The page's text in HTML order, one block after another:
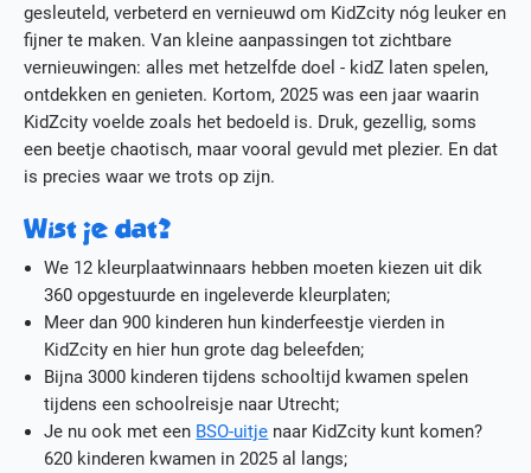
gesleuteld, verbeterd en vernieuwd om KidZcity nóg leuker en
fijner te maken. Van kleine aanpassingen tot zichtbare
vernieuwingen: alles met hetzelfde doel - kidZ laten spelen,
ontdekken en genieten. Kortom, 2025 was een jaar waarin
KidZcity voelde zoals het bedoeld is. Druk, gezellig, soms
een beetje chaotisch, maar vooral gevuld met plezier. En dat
is precies waar we trots op zijn.
Wist je dat?
We 12 kleurplaatwinnaars hebben moeten kiezen uit dik
360 opgestuurde en ingeleverde kleurplaten;
Meer dan 900 kinderen hun kinderfeestje vierden in
KidZcity en hier hun grote dag beleefden;
Bijna 3000 kinderen tijdens schooltijd kwamen spelen
tijdens een schoolreisje naar Utrecht;
Je nu ook met een BSO-uitje naar KidZcity kunt komen?
620 kinderen kwamen in 2025 al langs;